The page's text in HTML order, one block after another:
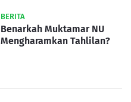
BERITA
Benarkah Muktamar NU
Mengharamkan Tahlilan?